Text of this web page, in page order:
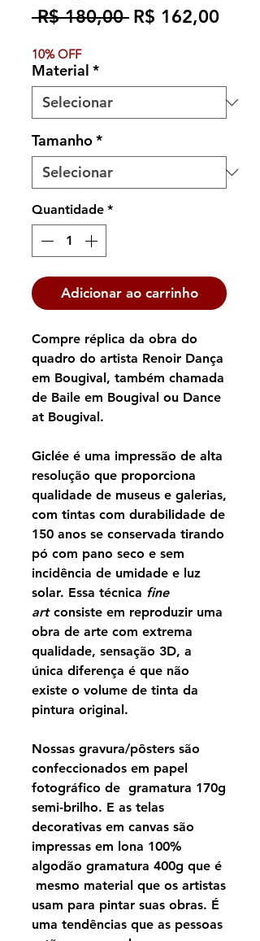
R$ 180,00 Preço
R$ 162,00Preço
10% OFF
Material *
Tamanho*
Quantidade *
Adicionar ao carrinho
Compre réplica da obra do
quadro do artista Renoir Dança
em Bougival, também chamada
de Baile em Bougival ou Dance
at Bougival.
Giclée é uma impressão de alta
resolução que proporciona
qualidade de museus e galerias,
com tintas com durabilidade de
150 anos se conservada tirando
pó com pano seco e sem
incidência de umidade e luz
solar. Essa técnica fine
artconsiste em reproduzir uma
obra de arte com extrema
qualidade, sensação 3D, a
única diferença é que não
existe o volume de tinta da
pintura original.
Nossas gravura/pôsters são
confeccionados em papel
fotográfico de gramatura 170g
semi-brilho. E as telas
decorativas em canvas são
impressas em lona 100%
algodão gramatura 400g que é
mesmo material que os artistas
usam para pintar suas obras. É
uma tendências que as pessoas